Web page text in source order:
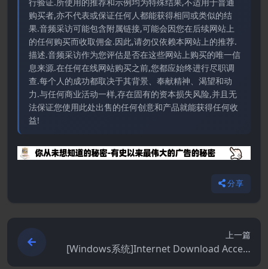
购买者,亦不代表或保证任何人都能获得相同或类似的结
果.音频采访可能包含附属链接,可能会因您在后续网站上
的任何购买而收取佣金.因此,请勿仅依赖本网站上的推荐.
描述.音频采访作为您评估是否在这些网站上购买的唯一信
息来源.在任何在线网站购买之前,您都应始终进行尽职调
查.每个人的成功都取决于其背景、奉献精神、渴望和动
力.与任何商业活动一样,存在固有的资本损失风险,并且无
法保证您使用此处出售的任何创意和产品就能获得任何收
益!
分享
上一篇
[Windows系统]Internet Download Accele
rator Pro 7.3.1.1745